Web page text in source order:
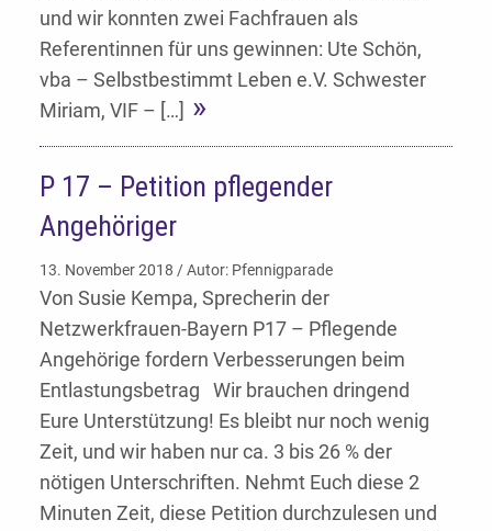
und wir konnten zwei Fachfrauen als
Referentinnen für uns gewinnen: Ute Schön,
vba – Selbstbestimmt Leben e.V. Schwester
Miriam, VIF – […]
P 17 – Petition pflegender
Angehöriger
13. November 2018 / Autor: Pfennigparade
Von Susie Kempa, Sprecherin der
Netzwerkfrauen-Bayern P17 – Pflegende
Angehörige fordern Verbesserungen beim
Entlastungsbetrag Wir brauchen dringend
Eure Unterstützung! Es bleibt nur noch wenig
Zeit, und wir haben nur ca. 3 bis 26 % der
nötigen Unterschriften. Nehmt Euch diese 2
Minuten Zeit, diese Petition durchzulesen und